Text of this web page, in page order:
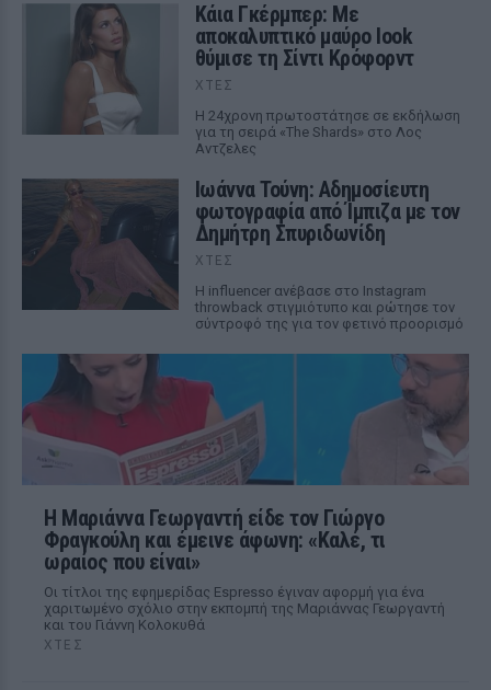
Κάια Γκέρμπερ: Με
αποκαλυπτικό μαύρο look
θύμισε τη Σίντι Κρόφορντ
ΧΤΕΣ
Η 24χρονη πρωτοστάτησε σε εκδήλωση
για τη σειρά «The Shards» στο Λος
Αντζελες
Ιωάννα Τούνη: Αδημοσίευτη
φωτογραφία από Ίμπιζα με τον
Δημήτρη Σπυριδωνίδη
ΧΤΕΣ
Η influencer ανέβασε στο Instagram
throwback στιγμιότυπο και ρώτησε τον
σύντροφό της για τον φετινό προορισμό
Η Μαριάννα Γεωργαντή είδε τον Γιώργο
Φραγκούλη και έμεινε άφωνη: «Καλέ, τι
ωραίος που είναι»
Οι τίτλοι της εφημερίδας Espresso έγιναν αφορμή για ένα
χαριτωμένο σχόλιο στην εκπομπή της Μαριάννας Γεωργαντή
και του Γιάννη Κολοκυθά
ΧΤΕΣ